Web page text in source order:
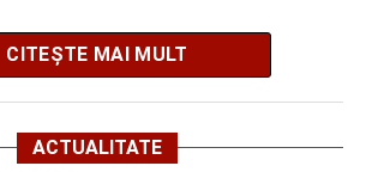
transmise de polițiști, în jurul orei
Sebeș a fost sesizată, prin
privire la producerea unui eveniment
CITEȘTE MAI MULT
ACTUALITATE